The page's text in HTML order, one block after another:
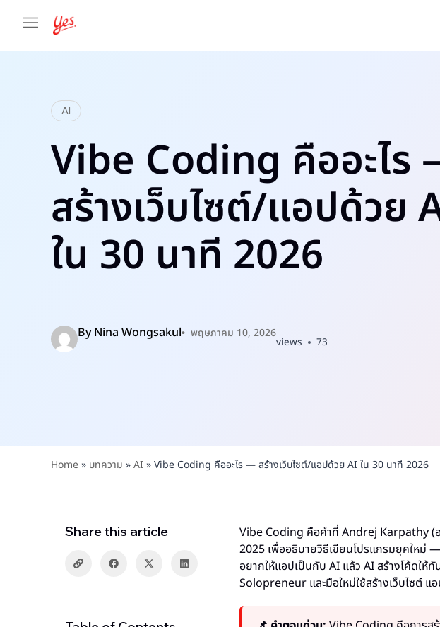
AI
Vibe Coding คืออะไร
สร้างเว็บไซต์/แอปด้วย
ใน 30 นาที 2026
ByNina Wongsakul พฤษภาคม 10, 2026
views 73
Home» บทความ »AI »Vibe Coding คืออะไร — สร้างเว็บไซต์/แอปด้วย AI ใน 30 นาที 2026
Share this article
Vibe Coding คือคำที่ Andrej Karpathy (
2025 เพื่ออธิบายวิธีเขียนโปรแกรมยุคใหม่
อยากให้แอปเป็นกับ AI แล้ว AI สร้างโค้ดใ
Solopreneur และมือใหม่ใช้สร้างเว็บไซต์ แ